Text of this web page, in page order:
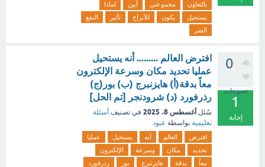
بالتعاون مجموعتي أبين
لماذا
يستحيل
يكون للأبراج تأثير
النفع
الضر
0
تصويتات
1
إجابة
افترض العالم ......... أنه يستحيل
عمليا تحديد مكان وسرعة الإلكترون
معاً بدقة(أ) هايزنبرج (ب) بور(ج)
رذرفورد (د) شرودنجر [تم الحل]
سُئل أغسطس 8، 2025 في تصنيف أسئلة
تعليمية بواسطة عبود
افترض العالم أنه يستحيل
عمليا
تحديد
مكان وسرعة
الإلكترون
معاً
بدقة هايزنبرج بور
رذرفورد